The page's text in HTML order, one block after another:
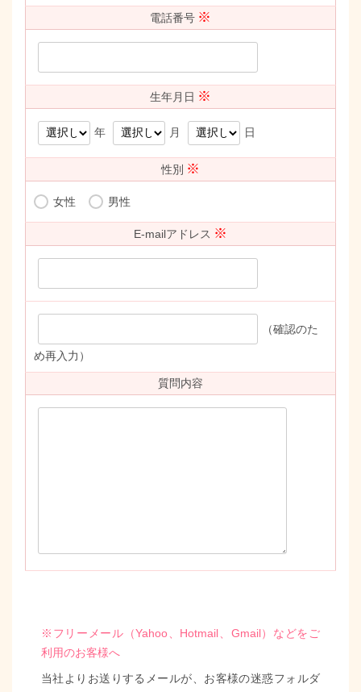
電話番号 ※
生年月日 ※
年 月 日
性別 ※
女性 男性
E-mailアドレス ※
（確認のた
め再入力）
質問内容
※フリーメール（Yahoo、Hotmail、Gmail）などをご
利用のお客様へ
当社よりお送りするメールが、お客様の迷惑フォルダ